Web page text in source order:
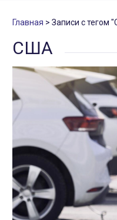
Главная Записи с тегом
США